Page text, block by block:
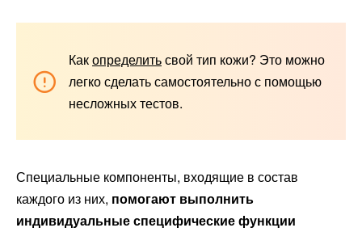
Какопределитьсвой тип кожи? Это можно
легко сделать самостоятельно с помощью
несложных тестов.
Специальные компоненты, входящие в состав
каждого из них, помогают выполнить
индивидуальные специфические функции